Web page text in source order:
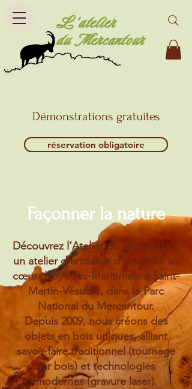
L'atelier
du Mercantour
Démonstrations gratuites
réservation obligatoire
Façonner la nature
Découvrez l’Atelier du Mercantour,
un atelier d’artisanat d’art niché au
cœur des Alpes-Maritimes, à Saint-
Martin-Vésubie, dans le Parc
National du Mercantour.
Depuis 2009, nous créons des
objets en bois uniques, alliant
savoir-faire traditionnel (tournage
sur bois) et technologies
modernes (gravure laser).